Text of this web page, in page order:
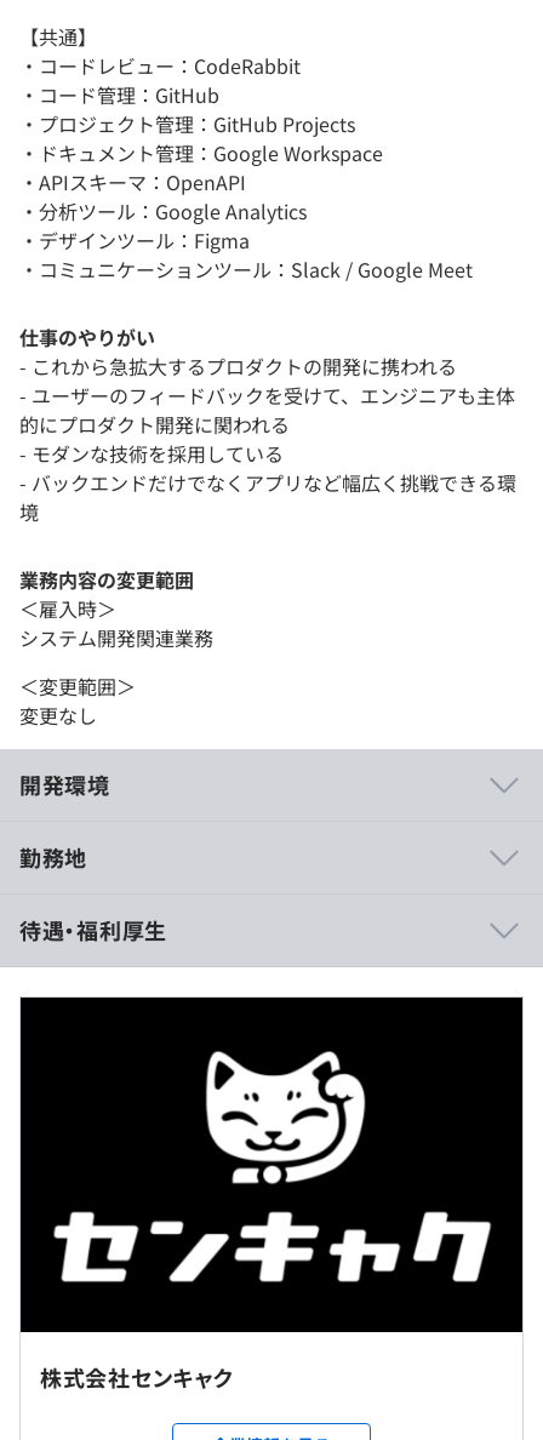
【共通】
・コードレビュー：CodeRabbit
・コード管理：GitHub
・プロジェクト管理：GitHub Projects
・ドキュメント管理：Google Workspace
・APIスキーマ：OpenAPI
・分析ツール：Google Analytics
・デザインツール：Figma
・コミュニケーションツール：Slack / Google Meet
仕事のやりがい
- これから急拡大するプロダクトの開発に携われる
- ユーザーのフィードバックを受けて、エンジニアも主体
的にプロダクト開発に関われる
- モダンな技術を採用している
- バックエンドだけでなくアプリなど幅広く挑戦できる環
境
業務内容の変更範囲
＜雇入時＞
システム開発関連業務
＜変更範囲＞
変更なし
開発環境
GitHub Copilot / Cursor / Claude / Code Rabbit など、用
途に応じて使い分け、ドキュメント作成や要約といった日
常業務からAIを設計・実装・レビューまでを通した開発プ
検討の初速を上げながら、試行回数とアウトプットの密度
を高めることを重視し、人が考える前段・並走する存在と
してAIを使うことで、開発スピードと品質を両立させるこ
とを目指しています。
- Cursor を用いた実装・リファクタリング・設計検討の加
- CodeRabbit によるレビュー観点の洗い出しと品質担保
防止
など
勤務地
待遇・福利厚生
は年収提示額を保証するものではありません）
フレキシブルタイム（5：00〜22：00）導入
休憩時間：休憩60分
平均残業時間：平均10時間未満／月
・完全週休2日制（土日）
株式会社センキャク